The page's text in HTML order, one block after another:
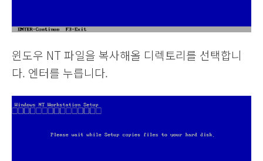
윈도우 NT 파일을 복사해올 디렉토리를 선택합니
다. 엔터를 누릅니다.